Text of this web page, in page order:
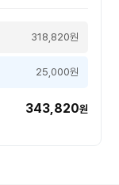
318,820원
25,000원
343,820원